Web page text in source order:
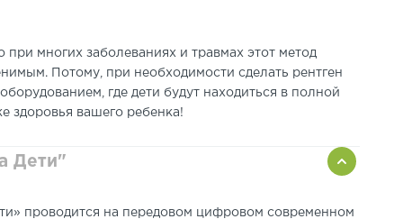
при многих заболеваниях и травмах этот метод
Потому, при необходимости сделать рентген
где дети будут находиться в полной
здоровья вашего ребенка!
Дети"
проводится на передовом цифровом современном